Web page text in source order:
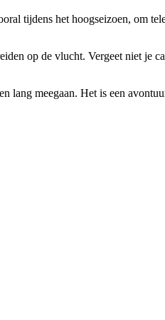
tijdens het hoogseizoen, om
op de vlucht. Vergeet niet je
meegaan. Het is een